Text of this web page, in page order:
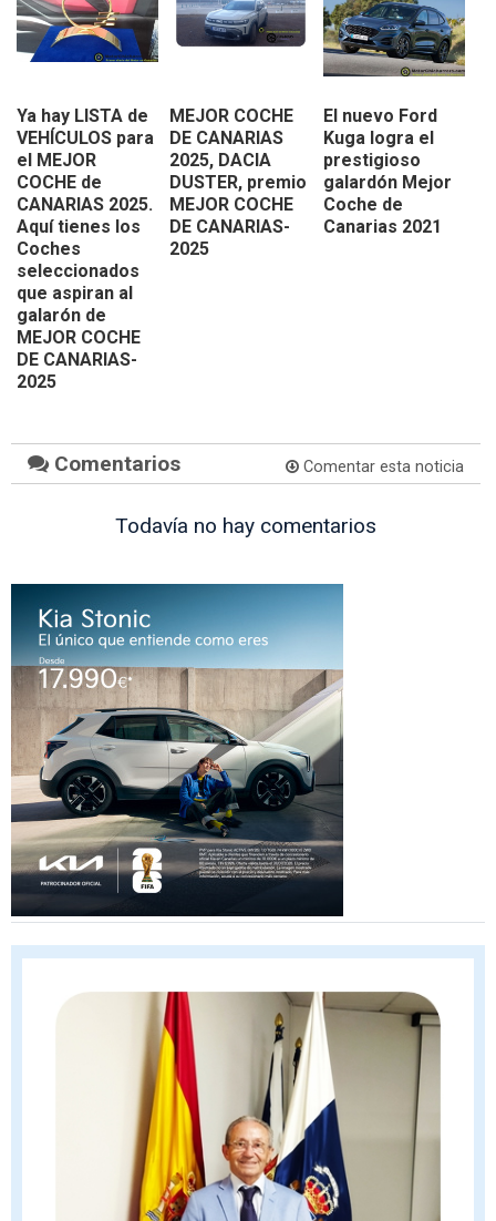
Ya hay LISTA de
VEHÍCULOS para
el MEJOR
COCHE de
CANARIAS 2025.
Aquí tienes los
Coches
seleccionados
que aspiran al
galarón de
MEJOR COCHE
DE CANARIAS-
2025
MEJOR COCHE
DE CANARIAS
2025, DACIA
DUSTER, premio
MEJOR COCHE
DE CANARIAS-
2025
El nuevo Ford
Kuga logra el
prestigioso
galardón Mejor
Coche de
Canarias 2021
Comentarios Comentar esta noticia
Todavía no hay comentarios